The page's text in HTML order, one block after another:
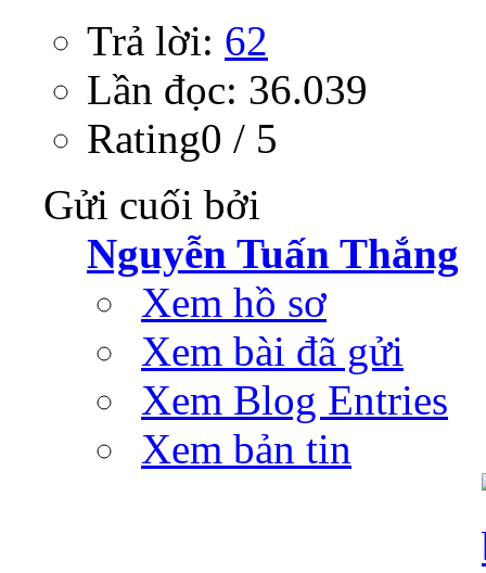
Trả lời: 62
Lần đọc: 36.039
Rating0 / 5
Gửi cuối bởi
Nguyễn Tuấn Thắng
Xem hồ sơ
Xem bài đã gửi
Xem Blog Entries
Xem bản tin